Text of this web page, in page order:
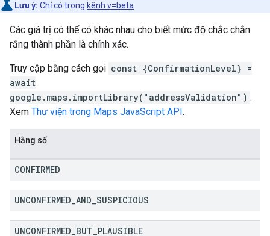
Lưu ý: Chỉ có trong kênh v=beta.
Các giá trị có thể có khác nhau cho biết mức độ chắc chắn
rằng thành phần là chính xác.
Truy cập bằng cách gọi const {ConfirmationLevel} =
await
google.maps.importLibrary("addressValidation") .
Xem Thư viện trong Maps JavaScript API .
Hằng số
CONFIRMED
UNCONFIRMED AND SUSPICIOUS
UNCONFIRMED BUT PLAUSIBLE